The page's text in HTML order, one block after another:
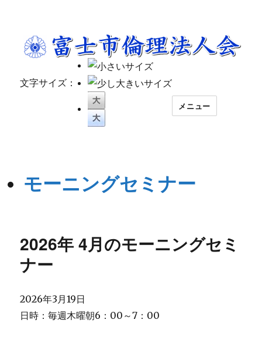
文字サイズ：
メニュー
モーニングセミナー
2026年 4月のモーニングセミ
ナー
2026年3月19日
日時：毎週木曜朝6：00～7：00